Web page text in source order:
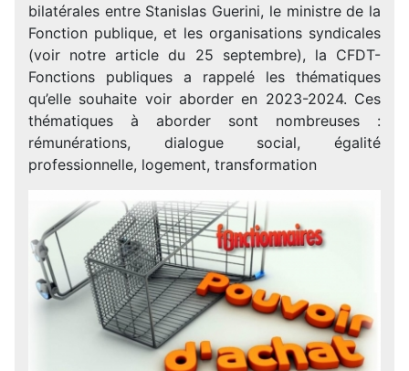
bilatérales entre Stanislas Guerini, le ministre de la
Fonction publique, et les organisations syndicales
(voir notre article du 25 septembre), la CFDT-
Fonctions publiques a rappelé les thématiques
qu’elle souhaite voir aborder en 2023-2024. Ces
thématiques à aborder sont nombreuses :
rémunérations, dialogue social, égalité
professionnelle, logement, transformation